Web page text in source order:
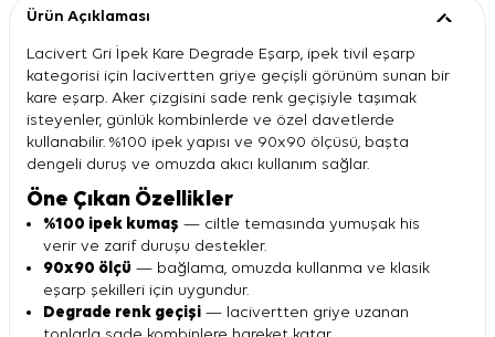
Ürün Açıklaması
Lacivert Gri İpek Kare Degrade Eşarp, ipek tivil eşarp
kategorisi için lacivertten griye geçişli görünüm sunan bir
kare eşarp. Aker çizgisini sade renk geçişiyle taşımak
isteyenler, günlük kombinlerde ve özel davetlerde
kullanabilir. %100 ipek yapısı ve 90x90 ölçüsü, başta
dengeli duruş ve omuzda akıcı kullanım sağlar.
Öne Çıkan Özellikler
%100 ipek kumaş — ciltle temasında yumuşak his
verir ve zarif duruşu destekler.
90x90 ölçü — bağlama, omuzda kullanma ve klasik
eşarp şekilleri için uygundur.
Degrade renk geçişi — lacivertten griye uzanan